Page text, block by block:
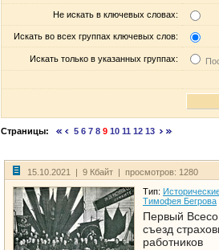
Не искать в ключевых словах:
Искать во всех группах ключевых слов:
Искать только в указанных группах:
Страницы: 5 6 7 8 9 10 11 12 13
15.10.2021 | 9 Кбайт | просмотров: 1280
Тип:
Тимофея Бегрова
Первый
съезд
работников